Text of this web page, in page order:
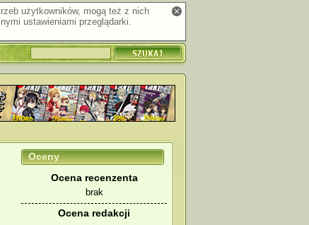
użytkowników, mogą też z nich
ustawieniami przeglądarki.
Oceny
Ocena recenzenta
brak
Ocena redakcji